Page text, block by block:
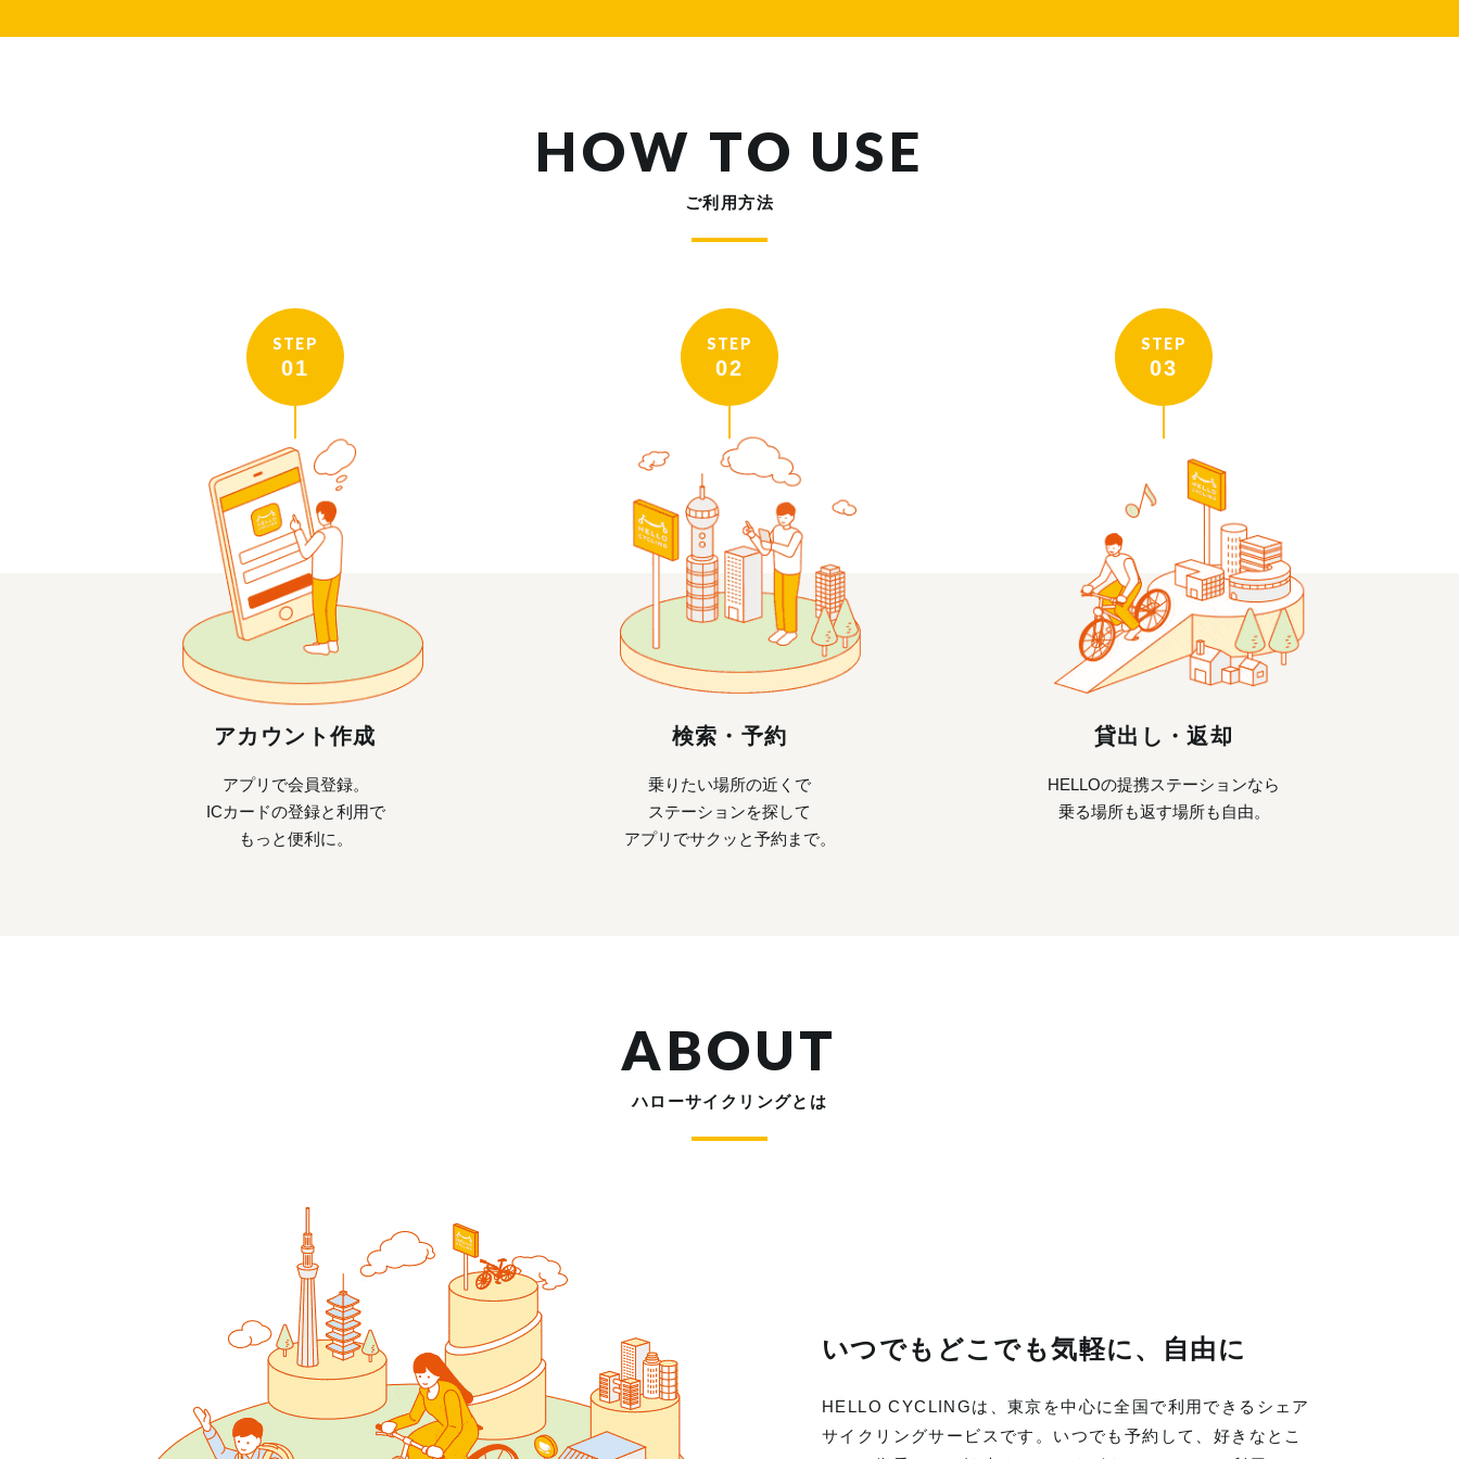
HOW TO USE
ご利用方法
STEP
01
アカウント作成
アプリで会員登録。
ICカードの登録と利用で
もっと便利に。
STEP
02
検索・予約
乗りたい場所の近くで
ステーションを探して
アプリでサクッと予約まで。
STEP
03
貸出し・返却
HELLOの提携ステーションなら
乗る場所も返す場所も自由。
ABOUT
ハローサイクリングとは
いつでもどこでも気軽に、自由に
HELLO CYCLINGは、東京を中心に全国で利用できるシェア
サイクリングサービスです。いつでも予約して、好きなとこ